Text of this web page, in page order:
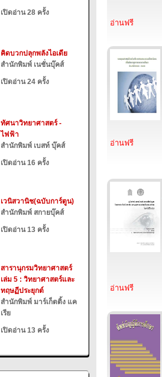
เปิดอ่าน 28 ครั้ง
คิดบวกปลุกพลังไอเดีย
สำนักพิมพ์ เนชั่นบุ๊คส์
เปิดอ่าน 24 ครั้ง
ทัศนาวิทยาศาสตร์ -
ไฟฟ้า
สำนักพิมพ์ เบสท์ บุ๊คส์
เปิดอ่าน 16 ครั้ง
เวนิสวานิช(ฉบับการ์ตูน)
สำนักพิมพ์ สกายบุ๊คส์
เปิดอ่าน 13 ครั้ง
สารานุกรมวิทยาศาสตร์
เล่ม 5 : วิทยาศาสตร์และ
ทฤษฏีประยุกต์
สำนักพิมพ์ มาร์เก็ตติ้ง แค
เรีย
เปิดอ่าน 13 ครั้ง
อ่านฟรี
อ่านฟรี
อ่านฟรี